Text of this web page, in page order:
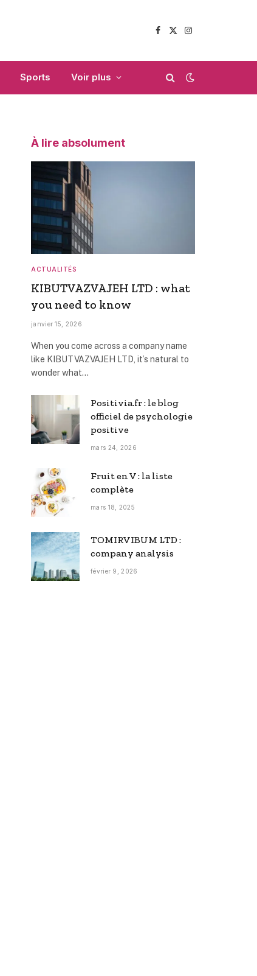
Facebook
X
Instagram
Sports Voir plus
À lire absolument
ACTUALITÉS
KIBUTVAZVAJEH LTD : what
you need to know
janvier 15, 2026
When you come across a company name
like KIBUTVAZVAJEH LTD, it’s natural to
wonder what…
Positivia.fr : le blog
officiel de psychologie
positive
mars 24, 2026
Fruit en V : la liste
complète
mars 18, 2025
TOMIRVIBUM LTD :
company analysis
février 9, 2026